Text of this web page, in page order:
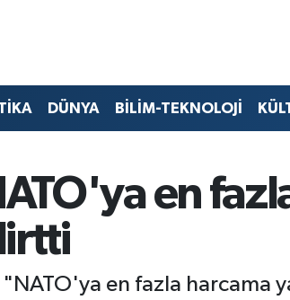
DÜNYA BİLİM-TEKNOLOJİ
en
en fazla harcama